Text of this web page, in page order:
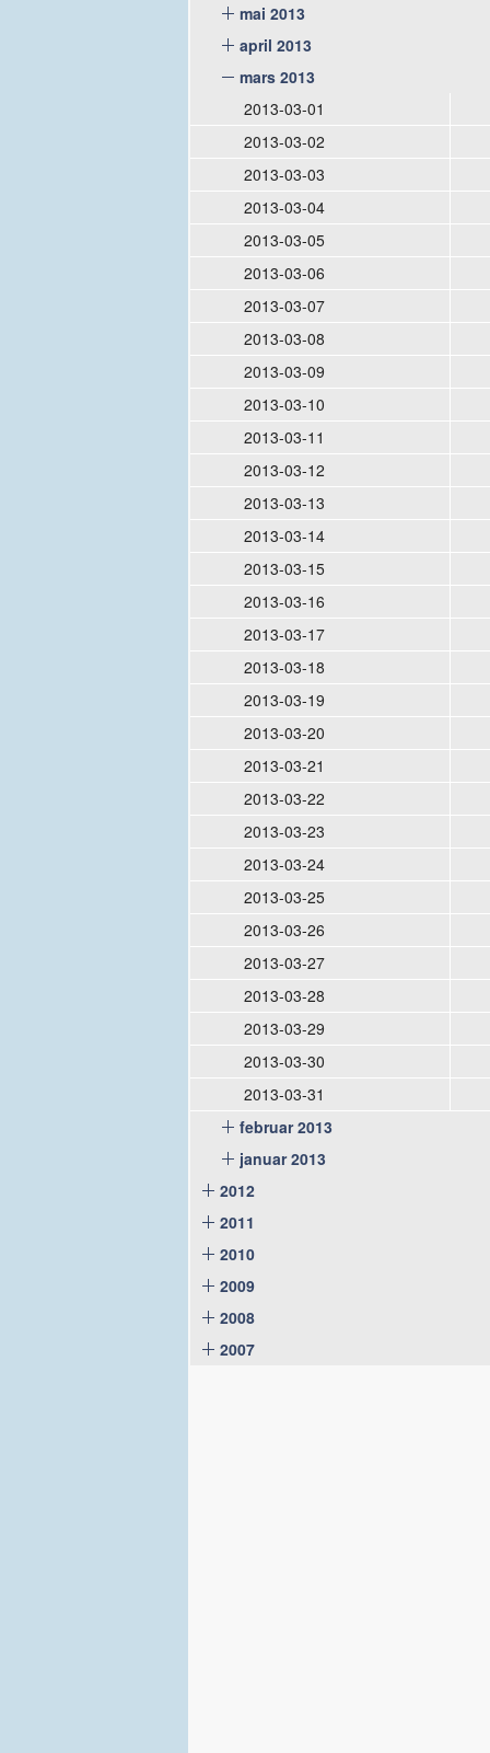
mai 2013
april 2013
mars 2013
2013-03-01
2013-03-02
2013-03-03
2013-03-04
2013-03-05
2013-03-06
2013-03-07
2013-03-08
2013-03-09
2013-03-10
2013-03-11
2013-03-12
2013-03-13
2013-03-14
2013-03-15
2013-03-16
2013-03-17
2013-03-18
2013-03-19
2013-03-20
2013-03-21
2013-03-22
2013-03-23
2013-03-24
2013-03-25
2013-03-26
2013-03-27
2013-03-28
2013-03-29
2013-03-30
2013-03-31
februar 2013
januar 2013
2012
2011
2010
2009
2008
2007